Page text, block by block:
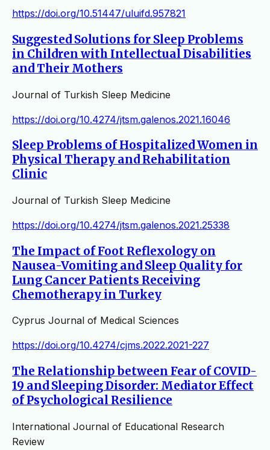
https://doi.org/10.51447/uluifd.957821
Suggested Solutions for Sleep Problems
in Children with Intellectual Disabilities
and Their Mothers
Journal of Turkish Sleep Medicine
https://doi.org/10.4274/jtsm.galenos.2021.16046
Sleep Problems of Hospitalized Women in
Physical Therapy and Rehabilitation
Clinic
Journal of Turkish Sleep Medicine
https://doi.org/10.4274/jtsm.galenos.2021.25338
The Impact of Foot Reflexology on
Nausea-Vomiting and Sleep Quality for
Lung Cancer Patients Receiving
Chemotherapy in Turkey
Cyprus Journal of Medical Sciences
https://doi.org/10.4274/cjms.2022.2021-227
The Relationship between Fear of COVID-
19 and Sleeping Disorder: Mediator Effect
of Psychological Resilience
International Journal of Educational Research
Review